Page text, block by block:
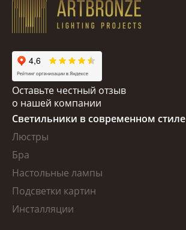
Оставьте честный отзыв
о нашей компании
Светильники в современном стиле
Люстры
Бра
Настольные лампы
Подсветки картин
Инсталляции